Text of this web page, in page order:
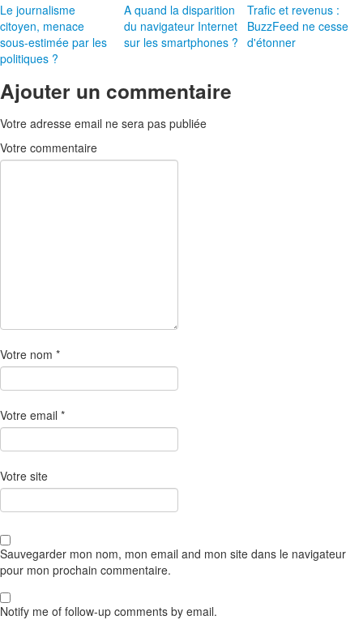
Le journalisme
citoyen, menace
sous-estimée par les
politiques ?
A quand la disparition
du navigateur Internet
sur les smartphones ?
Trafic et revenus :
BuzzFeed ne cesse
d'étonner
Ajouter un commentaire
Votre adresse email ne sera pas publiée
Votre commentaire
Votre nom *
Votre email *
Votre site
Sauvegarder mon nom, mon email and mon site dans le navigateur
pour mon prochain commentaire.
Notify me of follow-up comments by email.